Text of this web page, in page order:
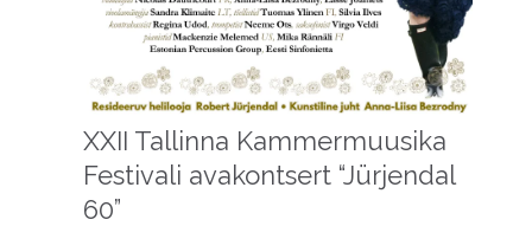
XXII Tallinna Kammermuusika
Festivali avakontsert “Jürjendal
60”